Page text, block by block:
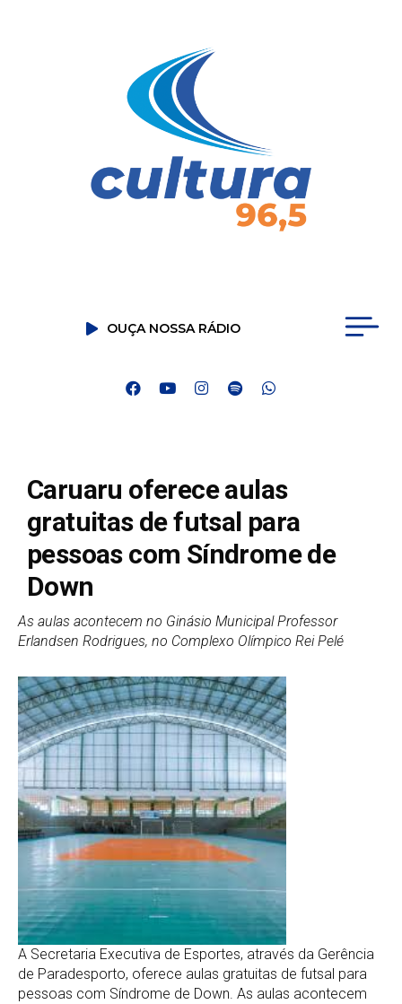
OUÇA NOSSA RÁDIO
Caruaru oferece aulas
gratuitas de futsal para
pessoas com Síndrome de
Down
As aulas acontecem no Ginásio Municipal Professor
Erlandsen Rodrigues, no Complexo Olímpico Rei Pelé
A Secretaria Executiva de Esportes, através da Gerência
de Paradesporto, oferece aulas gratuitas de futsal para
pessoas com Síndrome de Down. As aulas acontecem